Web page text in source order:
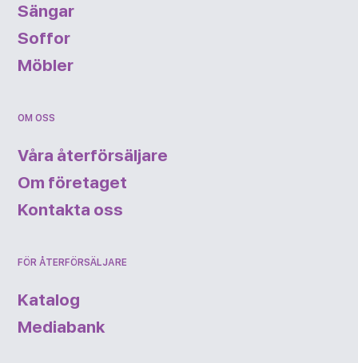
Sängar
Soffor
Möbler
OM OSS
Våra återförsäljare
Om företaget
Kontakta oss
FÖR ÅTERFÖRSÄLJARE
Katalog
Mediabank